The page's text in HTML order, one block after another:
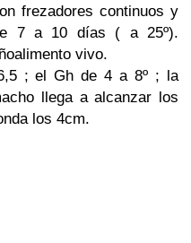
frezadores continuos y
7 a 10 días ( a 25º).
vivo.
; el Gh de 4 a 8º ; la
llega a alcanzar los
los 4cm.